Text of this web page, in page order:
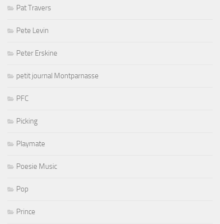
Pat Travers
Pete Levin
Peter Erskine
petit journal Montparnasse
PFC
Picking
Playmate
Poesie Music
Pop
Prince